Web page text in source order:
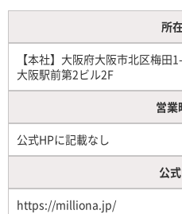
所
【本社】大阪府大阪市北区梅田
大阪駅前第2ビル2F
営業
公式HPに記載なし
公
https://milliona.jp/